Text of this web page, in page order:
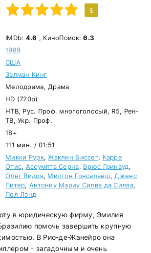
5
5
IMDb: 4.6 , КиноПоиск:6.3
1989
США
Залман Кинг
Мелодрама, Драма
HD (720p)
НТВ, Рус. Проф. многоголосый, R5, Рен-
ТВ, Укр. Проф.
18+
111 мин. / 01:51
Микки Рурк,Жаклин Биссет, Карре
Отис, Ассумпта Серна, Брюс Гринвуд,
Олег Видов, Милтон Гонсалвеш, Дженс
Питер, Антониу Мариу Силва да Силва,
Пол Лэнд
в юридическую фирму, Эмилия
помочь завершить крупную
В Рио-де-Жанейро она
- загадочным и очень